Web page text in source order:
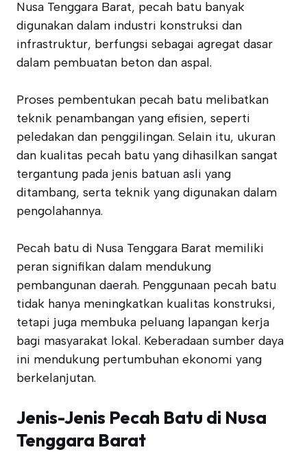
Nusa Tenggara Barat, pecah batu banyak
digunakan dalam industri konstruksi dan
infrastruktur, berfungsi sebagai agregat dasar
dalam pembuatan beton dan aspal.
Proses pembentukan pecah batu melibatkan
teknik penambangan yang efisien, seperti
peledakan dan penggilingan. Selain itu, ukuran
dan kualitas pecah batu yang dihasilkan sangat
tergantung pada jenis batuan asli yang
ditambang, serta teknik yang digunakan dalam
pengolahannya.
Pecah batu di Nusa Tenggara Barat memiliki
peran signifikan dalam mendukung
pembangunan daerah. Penggunaan pecah batu
tidak hanya meningkatkan kualitas konstruksi,
tetapi juga membuka peluang lapangan kerja
bagi masyarakat lokal. Keberadaan sumber daya
ini mendukung pertumbuhan ekonomi yang
berkelanjutan.
Jenis-Jenis Pecah Batu di Nusa
Tenggara Barat